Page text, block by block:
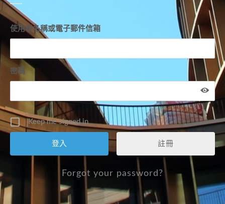
使用者名稱或電子郵件信箱
密碼
Keep me signed in
註冊
Forgot your password?